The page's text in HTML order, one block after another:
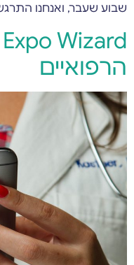
שבוע שעבר, ואנחנו
הרפואיים